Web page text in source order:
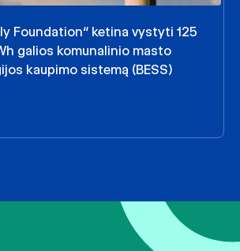
Foundation“ ketina vystyti 125
galios komunalinio masto
kaupimo sistemą (BESS)